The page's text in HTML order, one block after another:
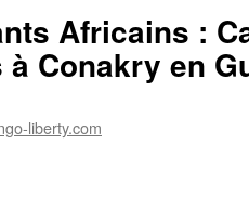
Africains :
Conakry en
liberty.com